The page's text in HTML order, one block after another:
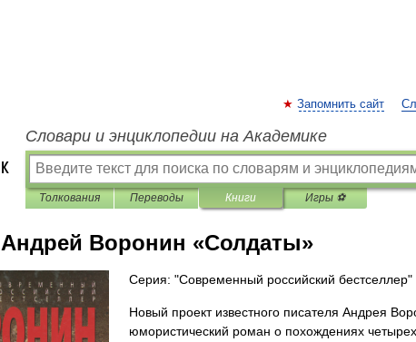
Запомнить сайт
Словари и энциклопедии на Академике
Толкования Переводы Книги Игры ⚽
Андрей Воронин «Солдаты»
Серия: "Современный российский бестселлер"
Новый проект известного писателя Андрея
юмористический роман о похождениях